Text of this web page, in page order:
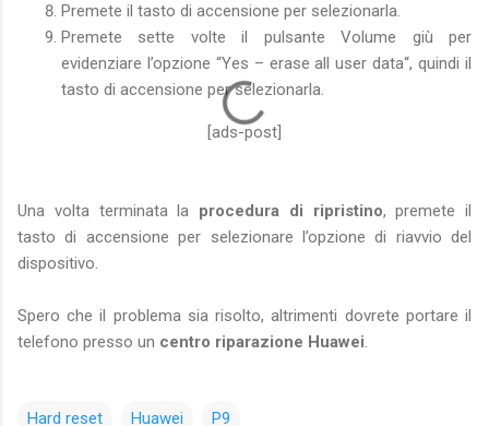
Premete il tasto di accensione per selezionarla.
Premete sette volte il pulsante Volume giù per
evidenziare l’opzione “Yes – erase all user data“, quindi il
tasto di accensione per selezionarla.
[ads-post]
Una volta terminata la procedura di ripristino, premete il
tasto di accensione per selezionare l’opzione di riavvio del
dispositivo.
Spero che il problema sia risolto, altrimenti dovrete portare il
telefono presso un centro riparazione Huawei.
Hard reset Huawei P9